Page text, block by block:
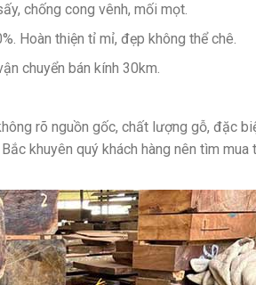
chống cong vênh, mối mọt.
Hoàn thiện tỉ mỉ, đẹp không thể chê.
chuyển bán kính 30km.
rõ nguồn gốc, chất lượng gỗ, đặc
khuyên quý khách hàng nên tìm